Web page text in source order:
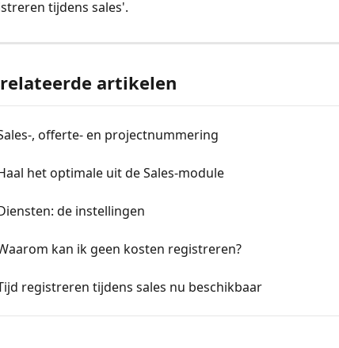
tijdens sales'.
artikelen
, offerte- en projectnummering
het optimale uit de Sales-module
de instellingen
kan ik geen kosten registreren?
registreren tijdens sales nu beschikbaar